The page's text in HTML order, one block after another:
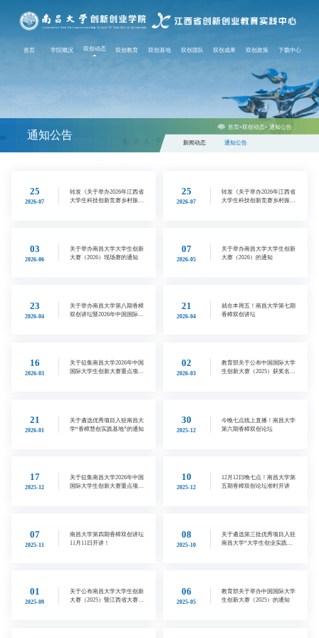
首页(current)学院概况 双创动态 双创教育 双创基地 双创团队 双创成果 双创政策 下载中心
通知公告
首页»双创动态» 通知公告
新闻动态 通知公告
25
2026-07
转发《关于举办2026年江西省
大学生科技创新竞赛乡村振兴
25
2026-07
转发《关于举办2026年江西省
大学生科技创新竞赛乡村振兴
03
2026-06
关于举办南昌大学大学生创新
大赛（2026）现场赛的通知
07
2026-05
关于举办南昌大学大学生创新
大赛（2026）的通知
23
2026-04
关于举办南昌大学第八期香樟
双创讲坛暨2026年中国国际大
21
2026-04
就在本周五！南昌大学第七期
香樟双创讲坛
16
2026-03
关于征集南昌大学2026年中国
国际大学生创新大赛重点项目
02
2026-03
教育部关于公布中国国际大学
生创新大赛（2025）获奖名单
21
2026-01
关于遴选优秀项目入驻南昌大
学“香樟慧创实践基地”的通知
30
2025-12
今晚七点线上直播！南昌大学
第六期香樟双创论坛
17
2025-12
关于征集南昌大学2026年中国
国际大学生创新大赛重点项目
10
2025-12
12月12日晚七点！南昌大学第
五期香樟双创论坛准时开讲
07
2025-11
南昌大学第四期香樟双创讲坛
11月11日开讲！
08
2025-10
关于遴选第三批优秀项目入驻
南昌大学“大学生创业实践基
01
2025-09
关于公布南昌大学大学生创新
大赛（2025）暨江西省大赛选
06
2025-05
教育部关于举办中国国际大学
生创新大赛（2025）的通知